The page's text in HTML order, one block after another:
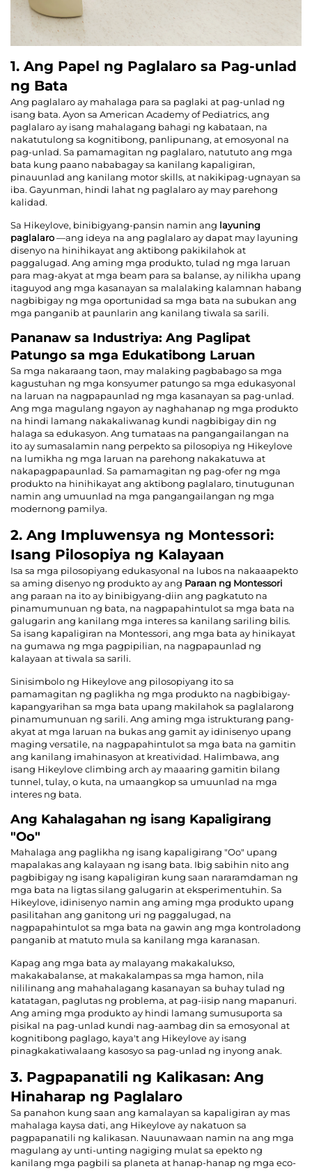
1. Ang Papel ng Paglalaro sa Pag-unlad
ng Bata
Ang paglalaro ay mahalaga para sa paglaki at pag-unlad ng
isang bata. Ayon sa American Academy of Pediatrics, ang
paglalaro ay isang mahalagang bahagi ng kabataan, na
nakatutulong sa kognitibong, panlipunang, at emosyonal na
pag-unlad. Sa pamamagitan ng paglalaro, natututo ang mga
bata kung paano nababagay sa kanilang kapaligiran,
pinauunlad ang kanilang motor skills, at nakikipag-ugnayan sa
iba. Gayunman, hindi lahat ng paglalaro ay may parehong
kalidad.
Sa Hikeylove, binibigyang-pansin namin ang layuning
paglalaro—ang ideya na ang paglalaro ay dapat may layuning
disenyo na hinihikayat ang aktibong pakikilahok at
paggalugad. Ang aming mga produkto, tulad ng mga laruan
para mag-akyat at mga beam para sa balanse, ay nilikha upang
itaguyod ang mga kasanayan sa malalaking kalamnan habang
nagbibigay ng mga oportunidad sa mga bata na subukan ang
mga panganib at paunlarin ang kanilang tiwala sa sarili.
Pananaw sa Industriya: Ang Paglipat
Patungo sa mga Edukatibong Laruan
Sa mga nakaraang taon, may malaking pagbabago sa mga
kagustuhan ng mga konsyumer patungo sa mga edukasyonal
na laruan na nagpapaunlad ng mga kasanayan sa pag-unlad.
Ang mga magulang ngayon ay naghahanap ng mga produkto
na hindi lamang nakakaliwanag kundi nagbibigay din ng
halaga sa edukasyon. Ang tumataas na pangangailangan na
ito ay sumasalamin nang perpekto sa pilosopiya ng Hikeylove
na lumikha ng mga laruan na parehong nakakatuwa at
nakapagpapaunlad. Sa pamamagitan ng pag-ofer ng mga
produkto na hinihikayat ang aktibong paglalaro, tinutugunan
namin ang umuunlad na mga pangangailangan ng mga
modernong pamilya.
2. Ang Impluwensya ng Montessori:
Isang Pilosopiya ng Kalayaan
Isa sa mga pilosopiyang edukasyonal na lubos na nakaaapekto
sa aming disenyo ng produkto ay ang Paraan ng Montessori
ang paraan na ito ay binibigyang-diin ang pagkatuto na
pinamumunuan ng bata, na nagpapahintulot sa mga bata na
galugarin ang kanilang mga interes sa kanilang sariling bilis.
Sa isang kapaligiran na Montessori, ang mga bata ay hinikayat
na gumawa ng mga pagpipilian, na nagpapaunlad ng
kalayaan at tiwala sa sarili.
Sinisimbolo ng Hikeylove ang pilosopiyang ito sa
pamamagitan ng paglikha ng mga produkto na nagbibigay-
kapangyarihan sa mga bata upang makilahok sa paglalarong
pinamumunuan ng sarili. Ang aming mga istrukturang pang-
akyat at mga laruan na bukas ang gamit ay idinisenyo upang
maging versatile, na nagpapahintulot sa mga bata na gamitin
ang kanilang imahinasyon at kreatividad. Halimbawa, ang
isang Hikeylove climbing arch ay maaaring gamitin bilang
tunnel, tulay, o kuta, na umaangkop sa umuunlad na mga
interes ng bata.
Ang Kahalagahan ng isang Kapaligirang
"Oo"
Mahalaga ang paglikha ng isang kapaligirang "Oo" upang
mapalakas ang kalayaan ng isang bata. Ibig sabihin nito ang
pagbibigay ng isang kapaligiran kung saan nararamdaman ng
mga bata na ligtas silang galugarin at eksperimentuhin. Sa
Hikeylove, idinisenyo namin ang aming mga produkto upang
pasilitahan ang ganitong uri ng paggalugad, na
nagpapahintulot sa mga bata na gawin ang mga kontroladong
panganib at matuto mula sa kanilang mga karanasan.
Kapag ang mga bata ay malayang makakalukso,
makakabalanse, at makakalampas sa mga hamon, nila
nililinang ang mahahalagang kasanayan sa buhay tulad ng
katatagan, paglutas ng problema, at pag-iisip nang mapanuri.
Ang aming mga produkto ay hindi lamang sumusuporta sa
pisikal na pag-unlad kundi nag-aambag din sa emosyonal at
kognitibong paglago, kaya't ang Hikeylove ay isang
pinagkakatiwalaang kasosyo sa pag-unlad ng inyong anak.
3. Pagpapanatili ng Kalikasan: Ang
Hinaharap ng Paglalaro
Sa panahon kung saan ang kamalayan sa kapaligiran ay mas
mahalaga kaysa dati, ang Hikeylove ay nakatuon sa
pagpapanatili ng kalikasan. Nauunawaan namin na ang mga
magulang ay unti-unting nagiging mulat sa epekto ng
kanilang mga pagbili sa planeta at hanap-hanap ng mga eco-